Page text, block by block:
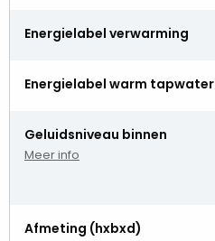
Energielabel verwarming
Energielabel warm tapwater
Geluidsniveau binnen
Meer info
Afmeting (hxbxd)